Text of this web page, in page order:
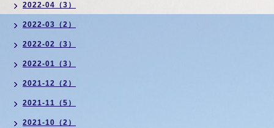
2022-04（3）
2022-03（2）
2022-02（3）
2022-01（3）
2021-12（2）
2021-11（5）
2021-10（2）